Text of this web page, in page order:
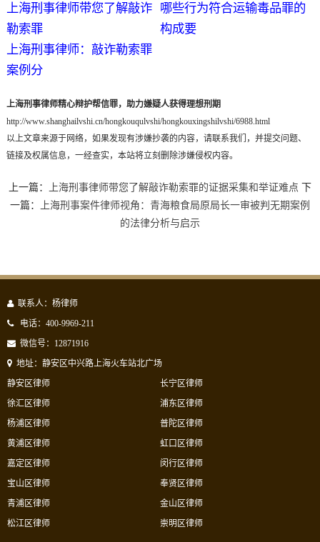
上海刑事律师带您了解敲诈
勒索罪
哪些行为符合运输毒品罪的
构成要
上海刑事律师：敲诈勒索罪
案例分
上海刑事律师精心辩护帮信罪，助力嫌疑人获得理想刑期
http://www.shanghailvshi.cn/hongkouqulvshi/hongkouxingshilvshi/6988.html
以上文章来源于网络，如果发现有涉嫌抄袭的内容，请联系我们，并提交问题、
链接及权属信息，一经查实，本站将立刻删除涉嫌侵权内容。
上一篇： 上海刑事律师带您了解敲诈勒索罪的证据采集和举证难点 下
一篇：
上海刑事案件律师视角：青海粮食局原局长一审被判无期案例
的法律分析与启示
联系人：杨律师
电话：400-9969-211
微信号：12871916
地址：静安区中兴路上海火车站北广场
静安区律师
徐汇区律师
杨浦区律师
黄浦区律师
长宁区律师
浦东区律师
普陀区律师
虹口区律师
嘉定区律师
宝山区律师
青浦区律师
松江区律师
闵行区律师
奉贤区律师
金山区律师
崇明区律师